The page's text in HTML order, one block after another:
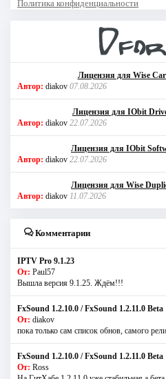
Политика конфиденциальности
Лицензия для Wise
Автор: diakov 07.08.2026
Лицензия для IObit
Автор: diakov 22.07.2026
Лицензия для IObit
Автор: diakov 22.07.2026
Лицензия для Wise
Автор: diakov 11.07.2026
Комментарии
IPTV Pro 9.1.23
От: Paul57
Вышла версия 9.1.25. Ждём!!!
FxSound 1.2.10.0 / FxSound 1.2.11.0 Beta
От: diakov
пока только сам список обнов, самого
FxSound 1.2.10.0 / FxSound 1.2.11.0 Beta
От: Ross